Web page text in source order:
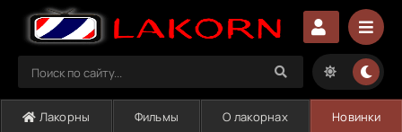
Лакорны Фильмы О лакорнах Новинки